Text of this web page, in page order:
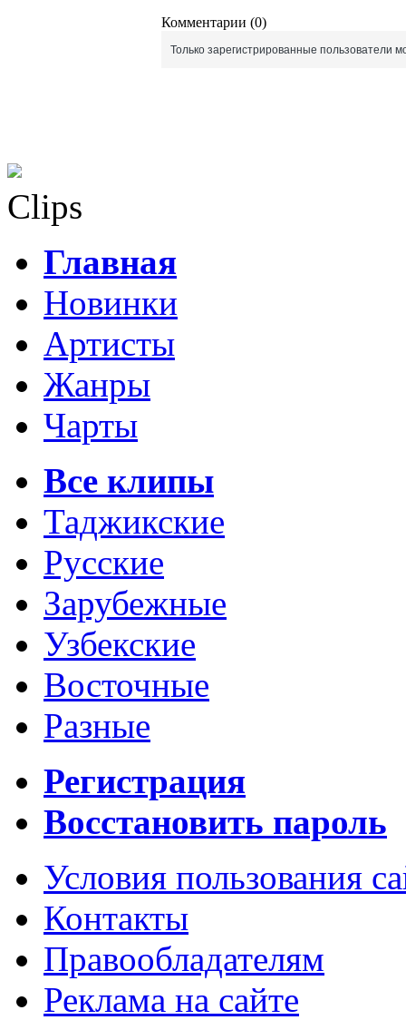
Комментарии (0)
Только зарегистрированные пользователи
Clips
Главная
Новинки
Артисты
Жанры
Чарты
Все клипы
Таджикские
Русские
Зарубежные
Узбекские
Восточные
Разные
Регистрация
Восстановить пароль
Условия пользования
Контакты
Правообладателям
Реклама на сайте